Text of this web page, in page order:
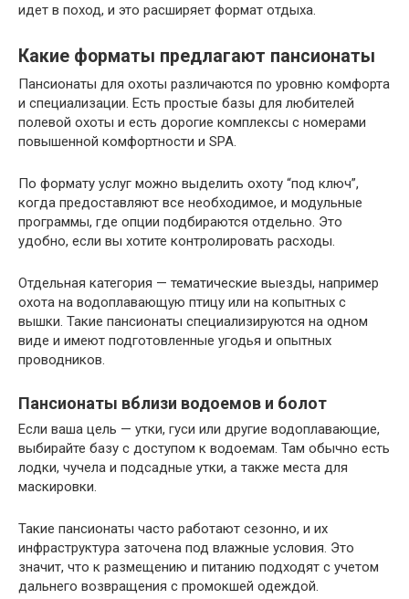
идет в поход, и это расширяет формат отдыха.
Какие форматы предлагают пансионаты
Пансионаты для охоты различаются по уровню комфорта
и специализации. Есть простые базы для любителей
полевой охоты и есть дорогие комплексы с номерами
повышенной комфортности и SPA.
По формату услуг можно выделить охоту “под ключ”,
когда предоставляют все необходимое, и модульные
программы, где опции подбираются отдельно. Это
удобно, если вы хотите контролировать расходы.
Отдельная категория — тематические выезды, например
охота на водоплавающую птицу или на копытных с
вышки. Такие пансионаты специализируются на одном
виде и имеют подготовленные угодья и опытных
проводников.
Пансионаты вблизи водоемов и болот
Если ваша цель — утки, гуси или другие водоплавающие,
выбирайте базу с доступом к водоемам. Там обычно есть
лодки, чучела и подсадные утки, а также места для
маскировки.
Такие пансионаты часто работают сезонно, и их
инфраструктура заточена под влажные условия. Это
значит, что к размещению и питанию подходят с учетом
дальнего возвращения с промокшей одеждой.